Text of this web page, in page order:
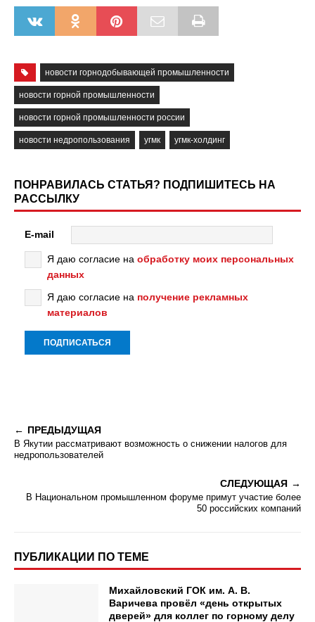
новости горнодобывающей промышленности
новости горной промышленности
новости горной промышленности россии
новости недропользования угмк угмк-холдинг
ПОНРАВИЛАСЬ СТАТЬЯ? ПОДПИШИТЕСЬ НА
РАССЫЛКУ
E-mail
Я даю согласие на обработку моих персональных
данных
Я даю согласие на получение рекламных
материалов
ПРЕДЫДУЩАЯ
В Якутии рассматривают возможность о снижении налогов для
недропользователей
СЛЕДУЮЩАЯ
В Национальном промышленном форуме примут участие более
50 российских компаний
ПУБЛИКАЦИИ ПО ТЕМЕ
Михайловский ГОК им. А. В.
Варичева провёл «день открытых
дверей» для коллег по горному делу